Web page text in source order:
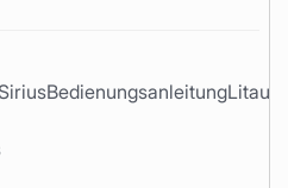
SiriusBedienungsanleitung